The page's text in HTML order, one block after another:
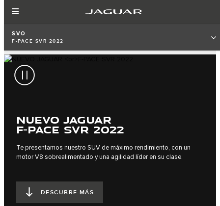
SVO
F-PACE SVR 2022
NUEVO JAGUAR
F-PACE SVR 2022
Te presentamos nuestro SUV de máximo rendimiento, con un
motor V8 sobrealimentado y una agilidad líder en su clase.
DESCUBRE MÁS